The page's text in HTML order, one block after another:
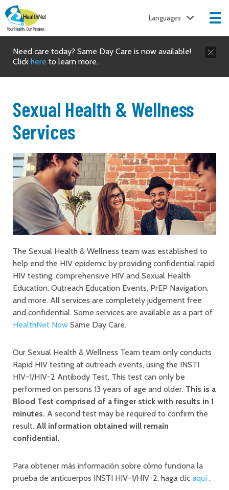
Languages
Need care today? Same Day Care is now available!
Click here to learn more.
Sexual Health & Wellness
Services
The Sexual Health & Wellness team was established to
help end the HIV epidemic by providing confidential rapid
HIV testing, comprehensive HIV and Sexual Health
Education, Outreach Education Events, PrEP Navigation,
and more. All services are completely judgement free
and confidential. Some services are available as a part of
HealthNet Now Same Day Care.
Our Sexual Health & Wellness Team team only conducts
Rapid HIV testing at outreach events, using the INSTI
HIV-1/HIV-2 Antibody Test. This test can only be
performed on persons 13 years of age and older. This is a
Blood Test comprised of a finger stick with results in 1
minutes. A second test may be required to confirm the
result. All information obtained will remain
confidential.
Para obtener más información sobre cómo funciona la
prueba de anticuerpos INSTI HIV-1/HIV-2, haga clic aquí .